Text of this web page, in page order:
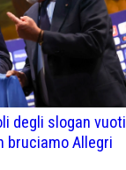
degli slogan vuoti
bruciamo Allegri